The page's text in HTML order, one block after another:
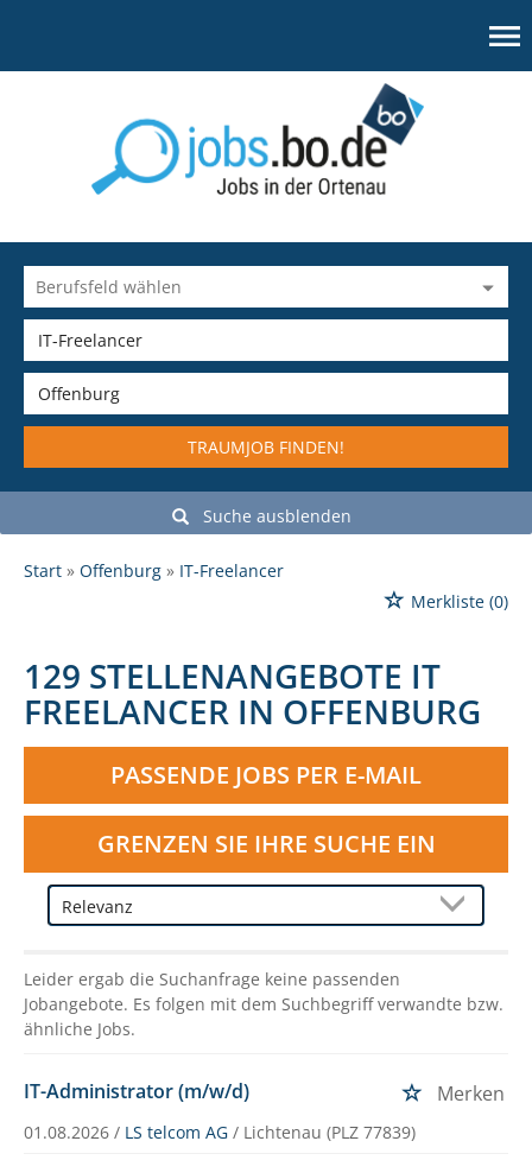
TRAUMJOB FINDEN!
Suche ausblenden
Start Offenburg
IT-Freelancer
Merkliste (0)
129 STELLENANGEBOTE IT
FREELANCER IN OFFENBURG
PASSENDE JOBS PER E-MAIL
GRENZEN SIE IHRE SUCHE EIN
Leider ergab die Suchanfrage keine passenden
Jobangebote. Es folgen mit dem Suchbegriff verwandte bzw.
ähnliche Jobs.
IT-Administrator (m/w/d) Merken
01.08.2026 / LS telcom AG / Lichtenau (PLZ 77839)